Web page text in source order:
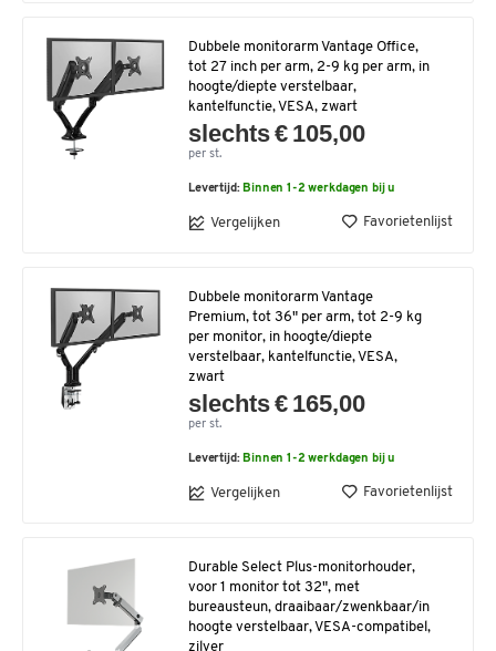
Dubbele monitorarm Vantage Office,
tot 27 inch per arm, 2-9 kg per arm, in
hoogte/diepte verstelbaar,
kantelfunctie, VESA, zwart
slechts € 105,00
per st.
Levertijd: Binnen 1-2 werkdagen bij u
Vergelijken Favorietenlijst
Dubbele monitorarm Vantage
Premium, tot 36" per arm, tot 2-9 kg
per monitor, in hoogte/diepte
verstelbaar, kantelfunctie, VESA,
zwart
slechts € 165,00
per st.
Levertijd: Binnen 1-2 werkdagen bij u
Vergelijken Favorietenlijst
Durable Select Plus-monitorhouder,
voor 1 monitor tot 32", met
bureausteun, draaibaar/zwenkbaar/in
hoogte verstelbaar, VESA-compatibel,
zilver